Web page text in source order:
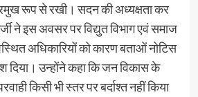
रूप से रखी। सदन की अध्यक्षता कर
ने इस अवसर पर विद्युत विभाग एवं समाज
अधिकारियों को कारण बताओं नोटिस
दिया। उन्होंने कहा कि जन विकास के
किसी भी स्तर पर बर्दाश्त नहीं किया